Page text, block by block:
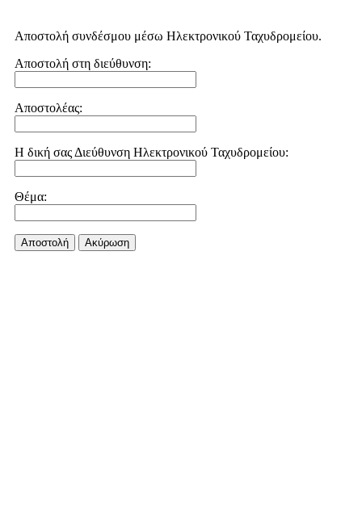
Αποστολή συνδέσμου μέσω Ηλεκτρονικού Ταχυδρομείου.
Αποστολή στη διεύθυνση:
Αποστολέας:
Η δική σας Διεύθυνση Ηλεκτρονικού Ταχυδρομείου:
Θέμα:
Αποστολή Aκύρωση